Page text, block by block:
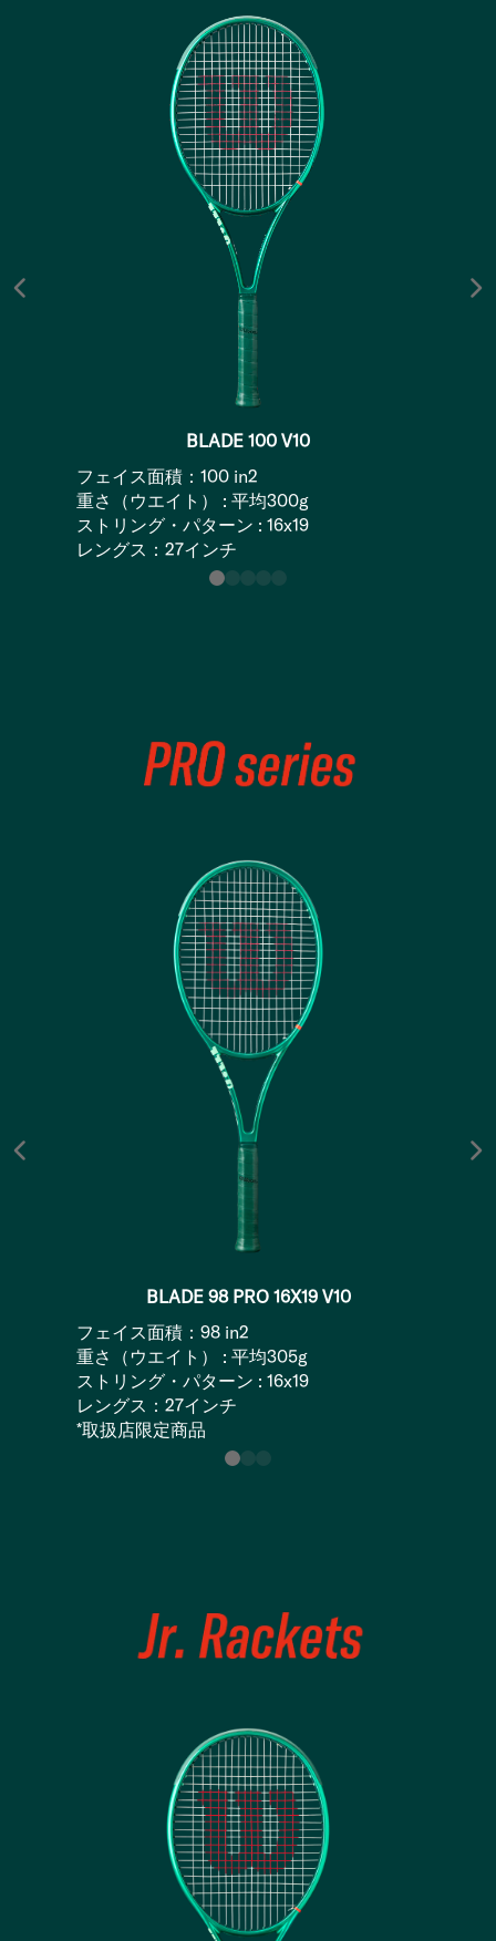
BLADE 100 V10
フェイス面積：100 in2
重さ（ウエイト） : 平均300g
ストリング・パターン : 16x19
レングス：27インチ
BLADE 98 PRO 16X19 V10
フェイス面積：98 in2
重さ（ウエイト） : 平均305g
ストリング・パターン : 16x19
レングス：27インチ
*取扱店限定商品